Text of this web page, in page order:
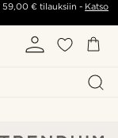
59,00 €tilauksiin - Katso